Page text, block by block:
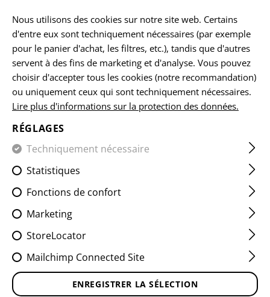
OPTIQUE
ACCUEIL ARMES À FEU ACCESSOIRES OPTIQUE
Mire en fer
FILTRE
Nous utilisons des cookies sur notre site web. Certains
d'entre eux sont techniquement nécessaires (par exemple
pour le panier d'achat, les filtres, etc.), tandis que d'autres
servent à des fins de marketing et d'analyse. Vous pouvez
choisir d'accepter tous les cookies (notre recommandation)
ou uniquement ceux qui sont techniquement nécessaires.
Lire plus d'informations sur la protection des données.
RÉGLAGES
Techniquement nécessaire
Statistiques
Fonctions de confort
Marketing
StoreLocator
Mailchimp Connected Site
ENREGISTRER LA SÉLECTION